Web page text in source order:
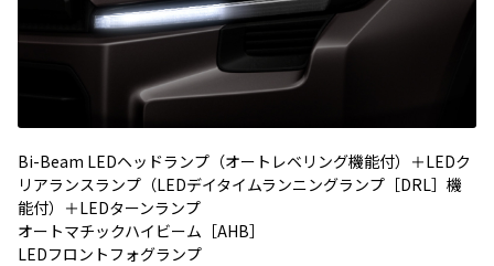
Bi-Beam LEDヘッドランプ（オートレベリング機能付）＋LEDク
リアランスランプ（LEDデイタイムランニングランプ［DRL］機
能付）＋LEDターンランプ
オートマチックハイビーム［AHB］
LEDフロントフォグランプ